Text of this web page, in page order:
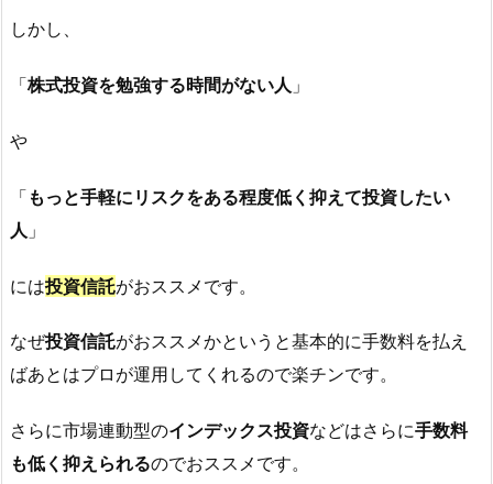
しかし、
「株式投資を勉強する時間がない人 」
や
「 もっと手軽にリスクをある程度低く抑えて投資したい
人 」
には投資信託がおススメです。
なぜ投資信託がおススメかというと基本的に手数料を払え
ばあとはプロが運用してくれるので楽チンです。
さらに市場連動型のインデックス投資などはさらに手数料
も低く抑えられるのでおススメです。